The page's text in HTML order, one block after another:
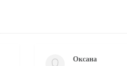
Оксана